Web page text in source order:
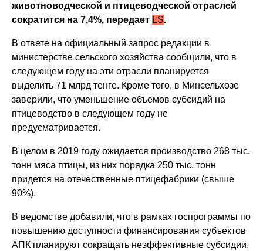
животноводческой и птицеводческой отраслей
сократится на 7,4%, передает LS.
В ответе на официальный запрос редакции в
министерстве сельского хозяйства сообщили, что в
следующем году на эти отрасли планируется
выделить 71 млрд тенге. Кроме того, в Минсельхозе
заверили, что уменьшение объемов субсидий на
птицеводство в следующем году не
предусматривается.
В целом в 2019 году ожидается производство 268 тыс.
тонн мяса птицы, из них порядка 250 тыс. тонн
придется на отечественные птицефабрики (свыше
90%).
В ведомстве добавили, что в рамках госпрограммы по
повышению доступности финансирования субъектов
АПК планируют сокращать неэффективные субсидии,